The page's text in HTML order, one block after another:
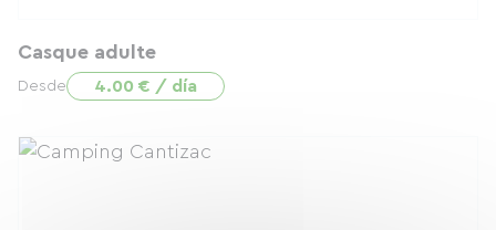
Casque adulte
Desde 4.00 € / día